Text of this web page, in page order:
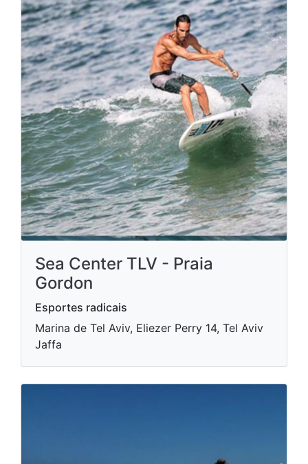
Sea Center TLV - Praia
Gordon
Esportes radicais
Marina de Tel Aviv, Eliezer Perry 14, Tel Aviv
Jaffa